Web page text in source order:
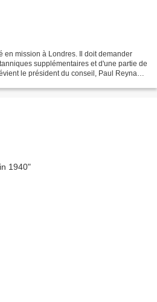
en mission à Londres. Il doit demander
supplémentaires et d'une partie de
le président du conseil, Paul Reynaud,